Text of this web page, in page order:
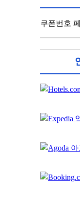
쿠폰번호